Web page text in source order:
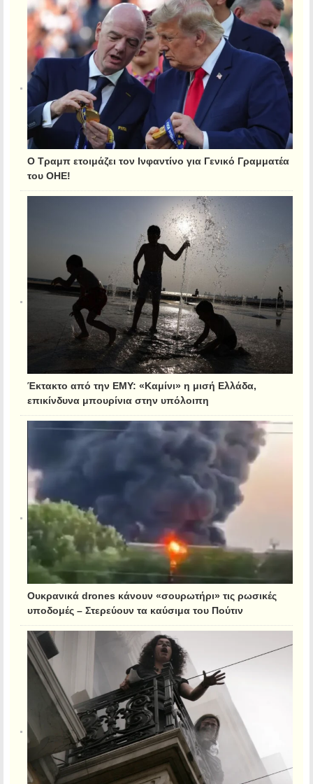
Ο Τραμπ ετοιμάζει τον Ινφαντίνο για Γενικό Γραμματέα
του ΟΗΕ!
Έκτακτο από την ΕΜΥ: «Καμίνι» η μισή Ελλάδα,
επικίνδυνα μπουρίνια στην υπόλοιπη
Ουκρανικά drones κάνουν «σουρωτήρι» τις ρωσικές
υποδομές – Στερεύουν τα καύσιμα του Πούτιν